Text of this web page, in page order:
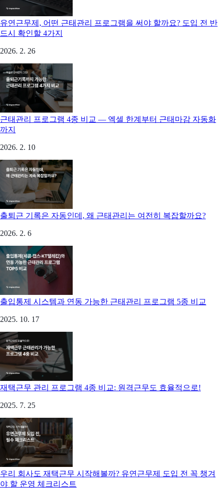
유연근무제, 어떤 근태관리 프로그램을 써야 할까요? 도입 전 반
드시 확인할 4가지
2026. 2. 26
근태관리 프로그램 4종 비교 — 엑셀 한계부터 근태마감 자동화
까지
2026. 2. 10
출퇴근 기록은 자동인데, 왜 근태관리는 여전히 복잡할까요?
2026. 2. 6
출입통제 시스템과 연동 가능한 근태관리 프로그램 5종 비교
2025. 10. 17
재택근무 관리 프로그램 4종 비교: 원격근무도 효율적으로!
2025. 7. 25
우리 회사도 재택근무 시작해볼까? 유연근무제 도입 전 꼭 챙겨
야 할 운영 체크리스트